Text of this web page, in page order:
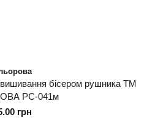
вишивання бісером рушника ТМ
РС-041м
грн